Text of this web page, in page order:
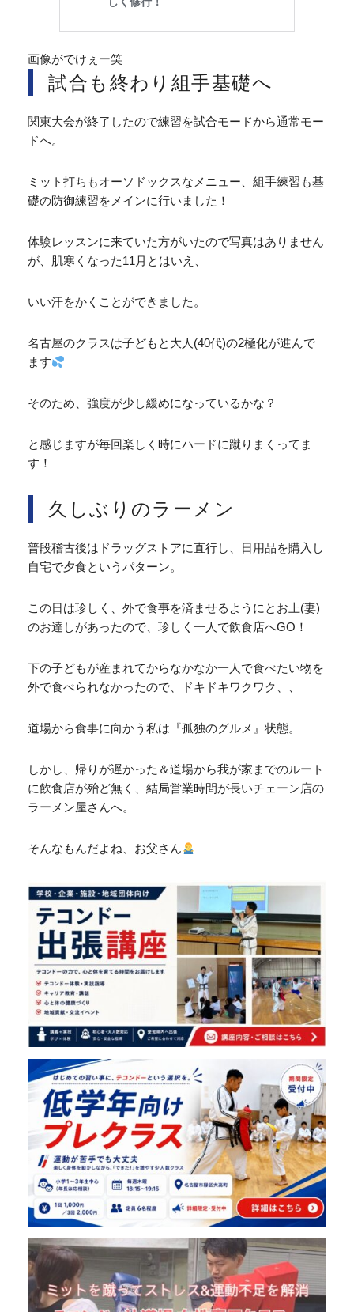
画像がでけぇー笑
試合も終わり組手基礎へ
関東大会が終了したので練習を試合モードから通常モー
ドへ。
ミット打ちもオーソドックスなメニュー、組手練習も基
礎の防御練習をメインに行いました！
体験レッスンに来ていた方がいたので写真はありません
が、肌寒くなった11月とはいえ、
いい汗をかくことができました。
名古屋のクラスは子どもと大人(40代)の2極化が進んで
ます
そのため、強度が少し緩めになっているかな？
と感じますが毎回楽しく時にハードに蹴りまくってま
す！
久しぶりのラーメン
普段稽古後はドラッグストアに直行し、日用品を購入し
自宅で夕食というパターン。
この日は珍しく、外で食事を済ませるようにとお上(妻)
のお達しがあったので、珍しく一人で飲食店へGO！
下の子どもが産まれてからなかなか一人で食べたい物を
外で食べられなかったので、ドキドキワクワク、、
道場から食事に向かう私は『孤独のグルメ』状態。
しかし、帰りが遅かった＆道場から我が家までのルート
に飲食店が殆ど無く、結局営業時間が長いチェーン店の
ラーメン屋さんへ。
そんなもんだよね、お父さん